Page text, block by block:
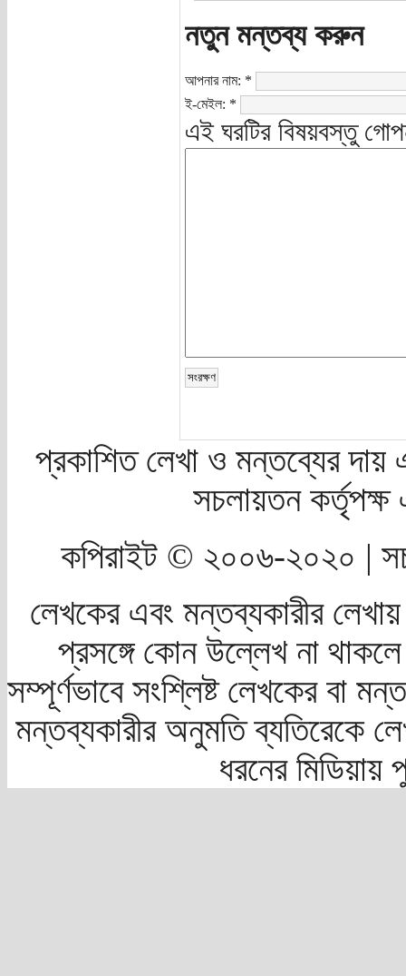
নতুন মন্তব্য করুন
আপনার নাম: *
ই-মেইল: *
এই ঘরটির বিষয়বস্তু
প্রকাশিত লেখা ও মন্তব্যের দায়
সচলায়তন
কপিরাইট © ২০০৬-২০২০ |
লেখকের এবং মন্তব্যকারীর
প্রসঙ্গে কোন উল্লেখ না
সম্পূর্ণভাবে সংশ্লিষ্ট লেখকের বা
মন্তব্যকারীর অনুমতি ব্যতিরেকে
ধরনের মিডিয়ায়